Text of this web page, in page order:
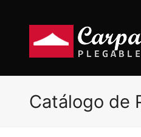
Catálogo de